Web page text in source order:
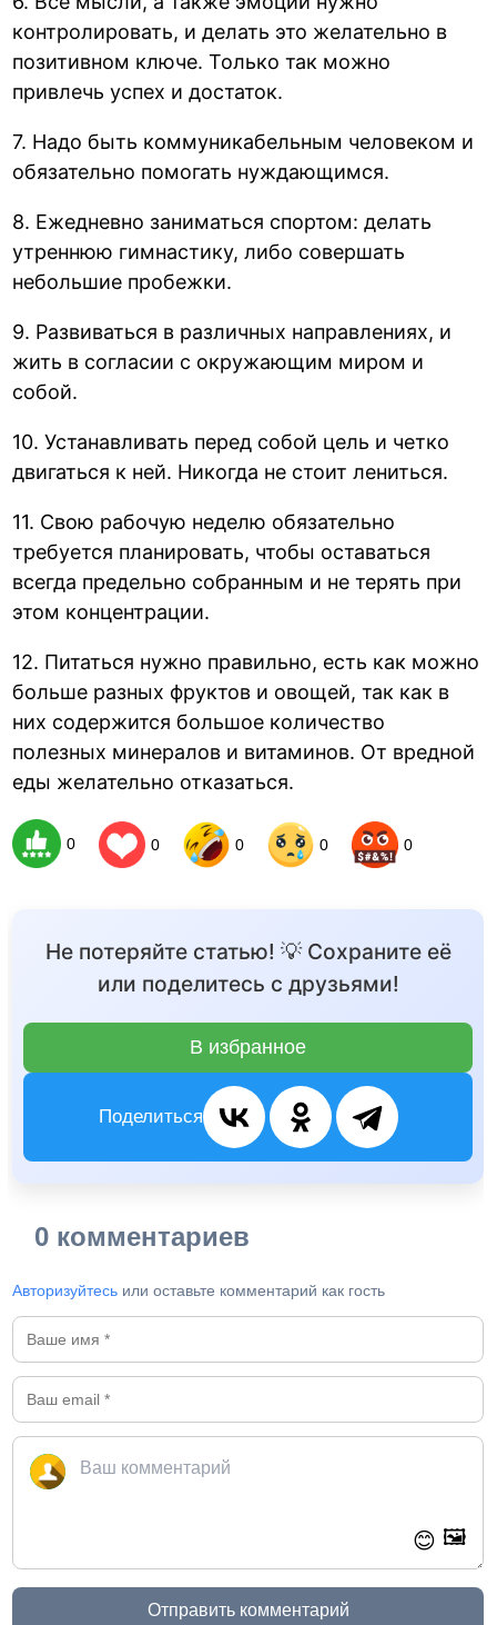
контролировать, и делать это желательно в
позитивном ключе. Только так можно
привлечь успех и достаток.
7. Надо быть коммуникабельным человеком и
обязательно помогать нуждающимся.
8. Ежедневно заниматься спортом: делать
утреннюю гимнастику, либо совершать
небольшие пробежки.
9. Развиваться в различных направлениях, и
жить в согласии с окружающим миром и
собой.
10. Устанавливать перед собой цель и четко
двигаться к ней. Никогда не стоит лениться.
11. Свою рабочую неделю обязательно
требуется планировать, чтобы оставаться
всегда предельно собранным и не терять при
этом концентрации.
12. Питаться нужно правильно, есть как можно
больше разных фруктов и овощей, так как в
них содержится большое количество
полезных минералов и витаминов. От вредной
еды желательно отказаться.
0 0 0 0 0
Не потеряйте статью! 💡 Сохраните её
или поделитесь с друзьями!
В избранное
Поделиться
0 комментариев
Авторизуйтесь или оставьте комментарий как гость
😊 🖼️
Отправить комментарий